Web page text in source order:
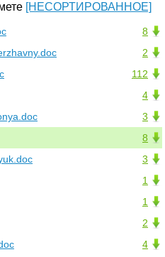
[НЕСОРТИРОВАННОЕ]
8
2
112
4
3
8
3
1
1
2
4